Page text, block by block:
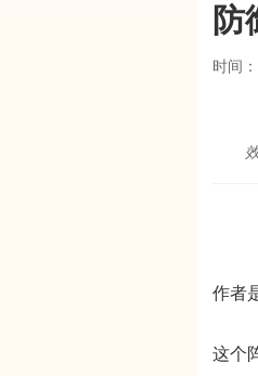
防
时间
作者
这个